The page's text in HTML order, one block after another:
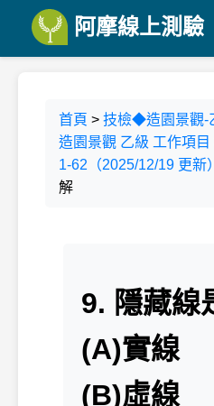
阿摩線上測驗
首頁 > 技檢◆造園景觀-
造園景觀 乙級 工作項
1-62（2025/12/19 更新
解
9. 隱藏線
(A)實線
(B)虛線